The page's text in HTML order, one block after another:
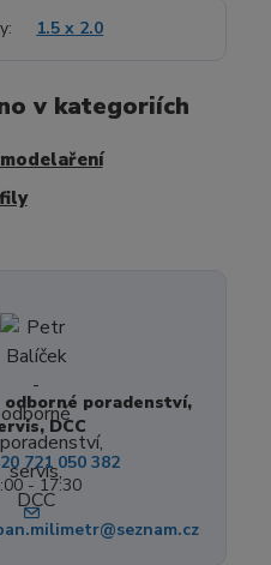
1.5 x 2.0
v kategoriích
poradenství,
DCC
721 050 382
- 17:30